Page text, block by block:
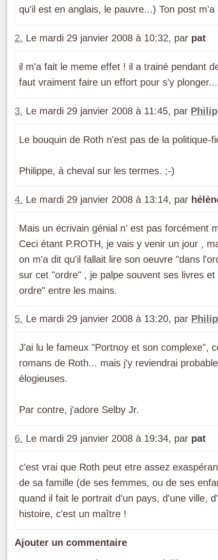
qu'il est en anglais, le pauvre...) Ton post
2. Le mardi 29 janvier 2008 à 10:32, par pat
il m'a fait le meme effet ! il a trainé pendant
faut vraiment faire un effort pour s'y plonger...
3. Le mardi 29 janvier 2008 à 11:45, par
Le bouquin de Roth n'est pas de la politique-
Philippe, à cheval sur les termes. ;-)
4. Le mardi 29 janvier 2008 à 13:14, par
Mais un écrivain génial n' est pas forcément
Ceci étant P.ROTH, je vais y venir un jour ,
on m'a dit qu'il fallait lire son oeuvre "dans
sur cet "ordre" , je palpe souvent ses livres
ordre" entre les mains.
5. Le mardi 29 janvier 2008 à 13:20, par
J'ai lu le fameux "Portnoy et son complexe",
romans de Roth... mais j'y reviendrai
élogieuses.
Par contre, j'adore Selby Jr.
6. Le mardi 29 janvier 2008 à 19:34, par pat
c'est vrai que Roth peut etre assez
de sa famille (de ses femmes, ou de ses
quand il fait le portrait d'un pays, d'une ville,
histoire, c'est un maître !
Ajouter un commentaire